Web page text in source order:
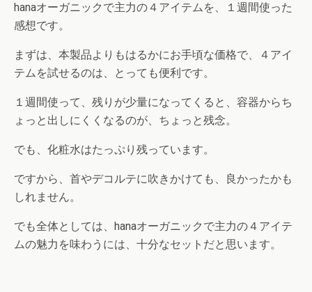
hanaオーガニックで主力の４アイテムを、１週間使った
感想です。
まずは、本製品よりもはるかにお手頃な価格で、４アイ
テムを試せるのは、とっても便利です。
１週間使って、残りが少量になってくると、容器からち
ょっと出しにくくなるのが、ちょっと残念。
でも、化粧水はたっぷり残っています。
ですから、首やデコルテに吹きかけても、良かったかも
しれません。
でも全体としては、hanaオーガニックで主力の４アイテ
ムの魅力を味わうには、十分なセットだと思います。